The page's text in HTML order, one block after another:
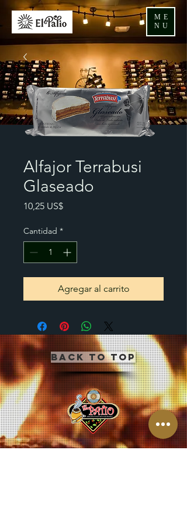
ME
NU
Alfajor Terrabusi
Glaseado
10,25 US$Precio
Cantidad *
Agregar al carrito
Back to Top
CLICK BUTTON BELOW